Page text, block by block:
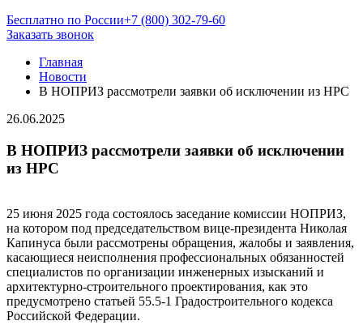
Бесплатно по России+7 (800) 302-79-60
Заказать звонок
Главная
Новости
В НОПРИЗ рассмотрели заявки об исключении из НРС
26.06.2025
В НОПРИЗ рассмотрели заявки об исключении
из НРС
25 июня 2025 года состоялось заседание комиссии НОПРИЗ,
на котором под председательством вице-президента Николая
Капинуса были рассмотрены обращения, жалобы и заявления,
касающиеся неисполнения профессиональных обязанностей
специалистов по организации инженерных изысканий и
архитектурно-строительного проектирования, как это
предусмотрено статьей 55.5-1 Градостроительного кодекса
Российской Федерации.